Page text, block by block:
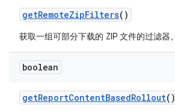
getRemoteZipFilters()
获取一组可部分下载的 ZIP 文件的过滤器。
boolean
getReportContentBasedRollout()